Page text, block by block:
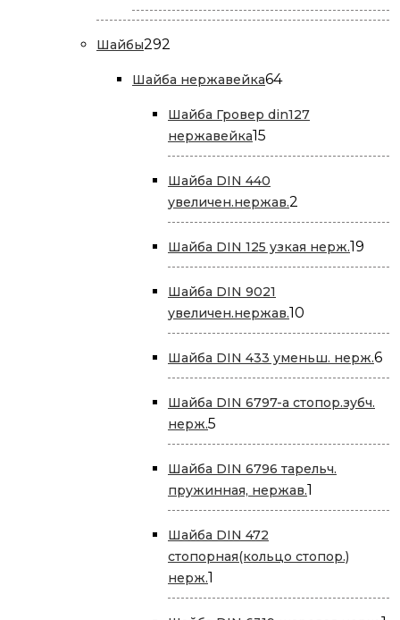
товаров
Шайбы292
Шайба нержавейка6464
Шайба Гровер din127
нержавейка15
товаров
Шайба DIN 440
увеличен.нержав.2
товара
Шайба DIN 125 узкая нерж.19
Шайба DIN 9021
увеличен.нержав.10
товаров
Шайба DIN 433 уменьш. нерж.66
Шайба DIN 6797-a стопор.зубч.
нерж.5
товаров
Шайба DIN 6796 тарельч.
пружинная, нержав.1
товар
Шайба DIN 472
стопорная(кольцо стопор.)
нерж.1
товар